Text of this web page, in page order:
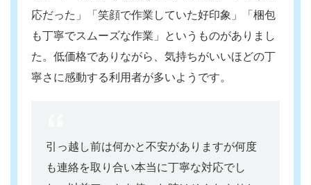
応だった」「笑顔で作業していた好印象」「梱包
も丁寧でスムーズな作業」というものがありまし
た。低価格でありながら、気持ちがいいほどの丁
寧さに感動する利用者が多いようです。
引っ越し前は何かと不安がありますが何度
も連絡を取り合い本当に丁寧な対応でし